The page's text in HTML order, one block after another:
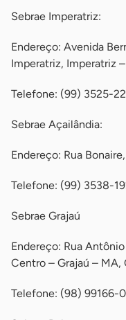
Sebrae Imperatriz:
Endereço: Avenida
Imperatriz, Imperatriz
Telefone: (99) 3525-
Sebrae Açailândia:
Endereço: Rua
Telefone: (99) 3538-
Sebrae Grajaú
Endereço: Rua
Centro – Grajaú –
Telefone: (98) 99166-